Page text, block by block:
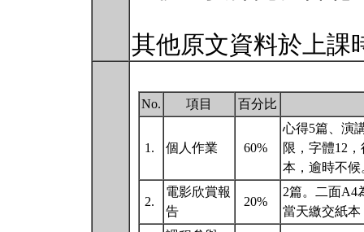
其他原文資料於上課
No. 項目 百分比
1. 個人作業 60%
心得5篇、演
限，字體12
本，逾時不
2.
電影欣賞報
告
20%
2篇。二面A4
當天繳交紙